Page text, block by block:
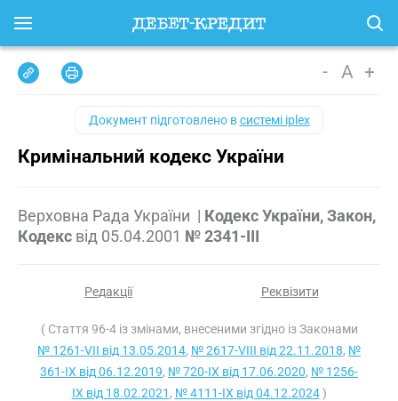
- A +
Документ підготовлено всистемі iplex
Кримінальний кодекс України
Верховна Рада України | Кодекс України, Закон,
Кодекс від 05.04.2001 № 2341-III
Редакції Реквізити
( Стаття 96-4 із змінами, внесеними згідно із Законами
№ 1261-VII від 13.05.2014, № 2617-VIII від 22.11.2018, №
361-IX від 06.12.2019, № 720-IX від 17.06.2020, № 1256-
IX від 18.02.2021 , № 4111-IX від 04.12.2024)